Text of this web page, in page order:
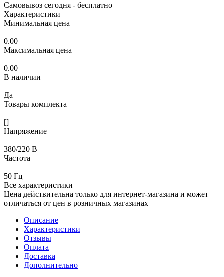
Самовывоз сегодня - бесплатно
Характеристики
Минимальная цена
—
0.00
Максимальная цена
—
0.00
В наличии
—
Да
Товары комплекта
—
[]
Напряжение
—
380/220 В
Частота
—
50 Гц
Все характеристики
Цена действительна только для интернет-магазина и может
отличаться от цен в розничных магазинах
Описание
Характеристики
Отзывы
Оплата
Доставка
Дополнительно